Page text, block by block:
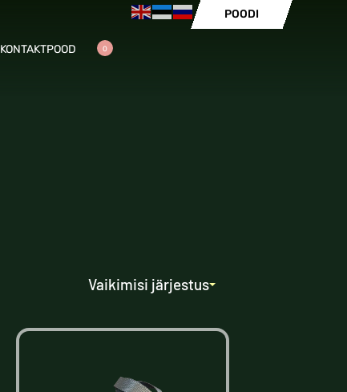
KONTAKTPOOD 0
POODI
Vaikimisi järjestus